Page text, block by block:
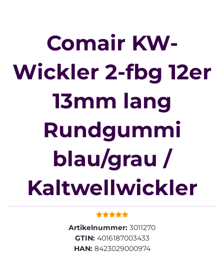
Comair KW-
Wickler 2-fbg 12er
13mm lang
Rundgummi
blau/grau /
Kaltwellwickler
Artikelnummer: 3011270
GTIN: 4016187003433
HAN: 8423029000974